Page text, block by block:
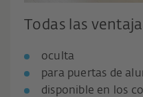
Todas las
oculta
para puertas de
disponible en los